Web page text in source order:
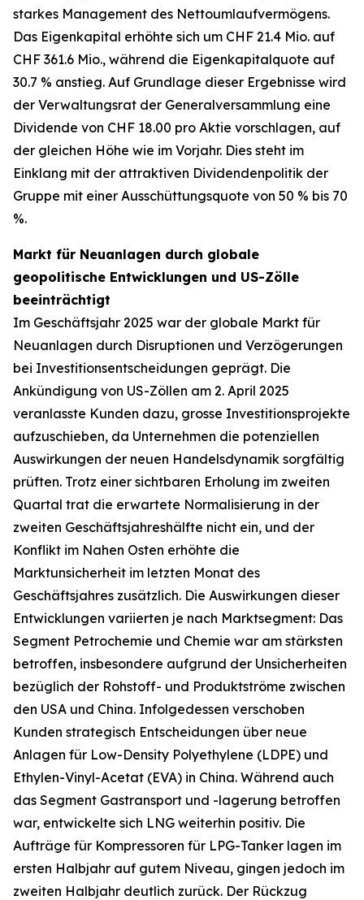
starkes Management des Nettoumlaufvermögens.
Das Eigenkapital erhöhte sich um CHF 21.4 Mio. auf
CHF 361.6 Mio., während die Eigenkapitalquote auf
30.7 % anstieg. Auf Grundlage dieser Ergebnisse wird
der Verwaltungsrat der Generalversammlung eine
Dividende von CHF 18.00 pro Aktie vorschlagen, auf
der gleichen Höhe wie im Vorjahr. Dies steht im
Einklang mit der attraktiven Dividendenpolitik der
Gruppe mit einer Ausschüttungsquote von 50 % bis 70
%.
Markt für Neuanlagen durch globale
geopolitische Entwicklungen und US-Zölle
beeinträchtigt
Im Geschäftsjahr 2025 war der globale Markt für
Neuanlagen durch Disruptionen und Verzögerungen
bei Investitionsentscheidungen geprägt. Die
Ankündigung von US-Zöllen am 2. April 2025
veranlasste Kunden dazu, grosse Investitionsprojekte
aufzuschieben, da Unternehmen die potenziellen
Auswirkungen der neuen Handelsdynamik sorgfältig
prüften. Trotz einer sichtbaren Erholung im zweiten
Quartal trat die erwartete Normalisierung in der
zweiten Geschäftsjahreshälfte nicht ein, und der
Konflikt im Nahen Osten erhöhte die
Marktunsicherheit im letzten Monat des
Geschäftsjahres zusätzlich. Die Auswirkungen dieser
Entwicklungen variierten je nach Marktsegment: Das
Segment Petrochemie und Chemie war am stärksten
betroffen, insbesondere aufgrund der Unsicherheiten
bezüglich der Rohstoff- und Produktströme zwischen
den USA und China. Infolgedessen verschoben
Kunden strategisch Entscheidungen über neue
Anlagen für Low-Density Polyethylene (LDPE) und
Ethylen-Vinyl-Acetat (EVA) in China. Während auch
das Segment Gastransport und -lagerung betroffen
war, entwickelte sich LNG weiterhin positiv. Die
Aufträge für Kompressoren für LPG-Tanker lagen im
ersten Halbjahr auf gutem Niveau, gingen jedoch im
zweiten Halbjahr deutlich zurück. Der Rückzug